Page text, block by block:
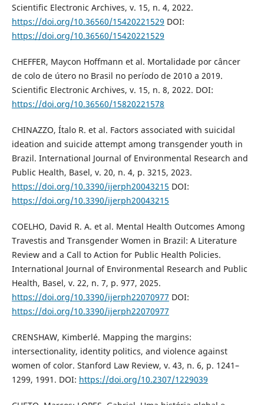
Scientific Electronic Archives, v. 15, n. 4, 2022.
https://doi.org/10.36560/15420221529 DOI:
https://doi.org/10.36560/15420221529
CHEFFER, Maycon Hoffmann et al. Mortalidade por câncer
de colo de útero no Brasil no período de 2010 a 2019.
Scientific Electronic Archives, v. 15, n. 8, 2022. DOI:
https://doi.org/10.36560/15820221578
CHINAZZO, Ítalo R. et al. Factors associated with suicidal
ideation and suicide attempt among transgender youth in
Brazil. International Journal of Environmental Research and
Public Health, Basel, v. 20, n. 4, p. 3215, 2023.
https://doi.org/10.3390/ijerph20043215 DOI:
https://doi.org/10.3390/ijerph20043215
COELHO, David R. A. et al. Mental Health Outcomes Among
Travestis and Transgender Women in Brazil: A Literature
Review and a Call to Action for Public Health Policies.
International Journal of Environmental Research and Public
Health, Basel, v. 22, n. 7, p. 977, 2025.
https://doi.org/10.3390/ijerph22070977 DOI:
https://doi.org/10.3390/ijerph22070977
CRENSHAW, Kimberlé. Mapping the margins:
intersectionality, identity politics, and violence against
women of color. Stanford Law Review, v. 43, n. 6, p. 1241–
1299, 1991. DOI: https://doi.org/10.2307/1229039